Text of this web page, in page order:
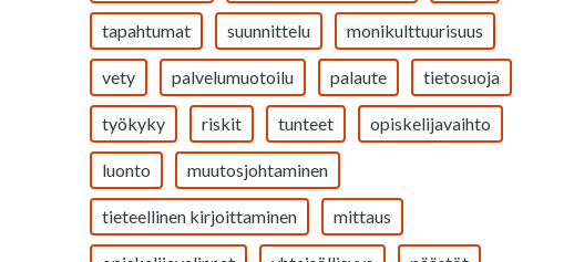
tapahtumat suunnittelu monikulttuurisuus
vety palvelumuotoilu palaute tietosuoja
työkyky riskit tunteet opiskelijavaihto
luonto muutosjohtaminen
tieteellinen kirjoittaminen mittaus